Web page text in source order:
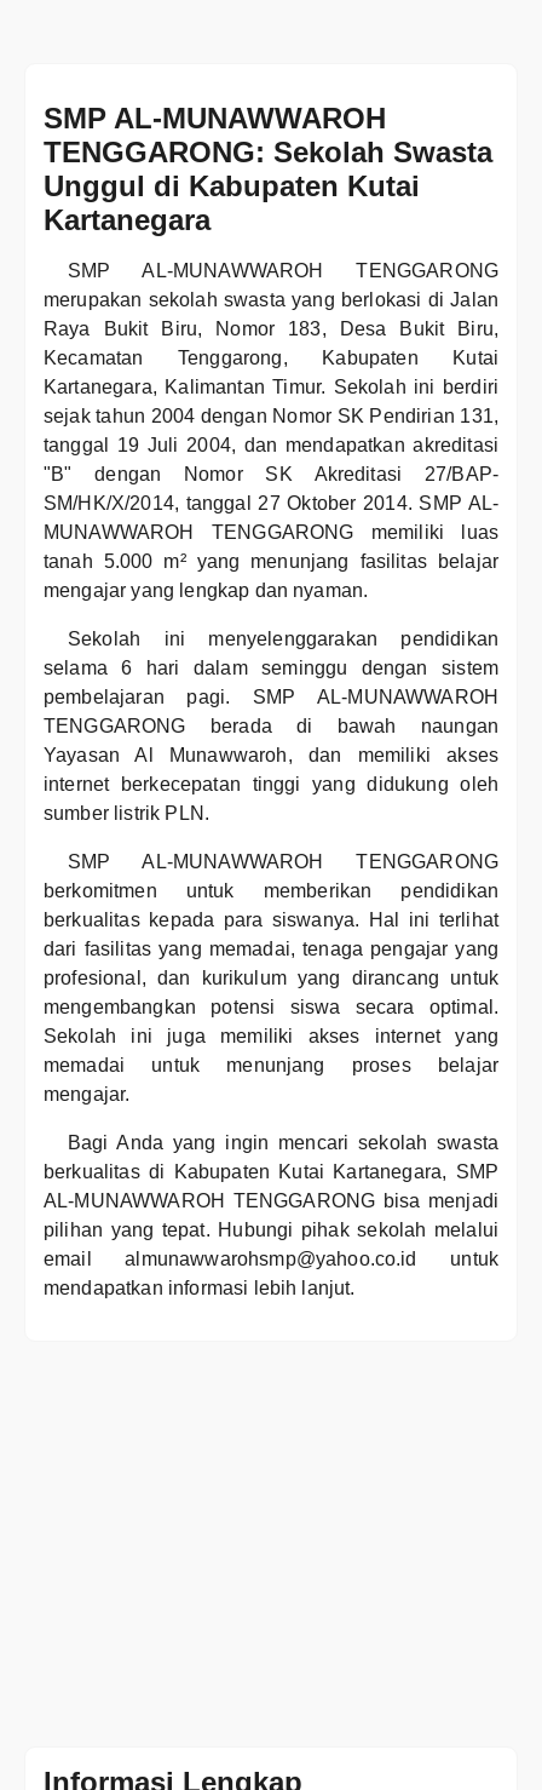
SMP AL-MUNAWWAROH
TENGGARONG: Sekolah Swasta
Unggul di Kabupaten Kutai
Kartanegara
SMP AL-MUNAWWAROH TENGGARONG
merupakan sekolah swasta yang berlokasi di Jalan
Raya Bukit Biru, Nomor 183, Desa Bukit Biru,
Kecamatan Tenggarong, Kabupaten Kutai
Kartanegara, Kalimantan Timur. Sekolah ini berdiri
sejak tahun 2004 dengan Nomor SK Pendirian 131,
tanggal 19 Juli 2004, dan mendapatkan akreditasi
"B" dengan Nomor SK Akreditasi 27/BAP-
SM/HK/X/2014, tanggal 27 Oktober 2014. SMP AL-
MUNAWWAROH TENGGARONG memiliki luas
tanah 5.000 m² yang menunjang fasilitas belajar
mengajar yang lengkap dan nyaman.
Sekolah ini menyelenggarakan pendidikan
selama 6 hari dalam seminggu dengan sistem
pembelajaran pagi. SMP AL-MUNAWWAROH
TENGGARONG berada di bawah naungan
Yayasan Al Munawwaroh, dan memiliki akses
internet berkecepatan tinggi yang didukung oleh
sumber listrik PLN.
SMP AL-MUNAWWAROH TENGGARONG
berkomitmen untuk memberikan pendidikan
berkualitas kepada para siswanya. Hal ini terlihat
dari fasilitas yang memadai, tenaga pengajar yang
profesional, dan kurikulum yang dirancang untuk
mengembangkan potensi siswa secara optimal.
Sekolah ini juga memiliki akses internet yang
memadai untuk menunjang proses belajar
mengajar.
Bagi Anda yang ingin mencari sekolah swasta
berkualitas di Kabupaten Kutai Kartanegara, SMP
AL-MUNAWWAROH TENGGARONG bisa menjadi
pilihan yang tepat. Hubungi pihak sekolah melalui
email almunawwarohsmp@yahoo.co.id untuk
mendapatkan informasi lebih lanjut.
Informasi Lengkap